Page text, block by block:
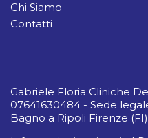
Chi Siamo
Contatti
Gabriele Floria Cliniche
07641630484 - Sede
Bagno a Ripoli Firenze (FI)